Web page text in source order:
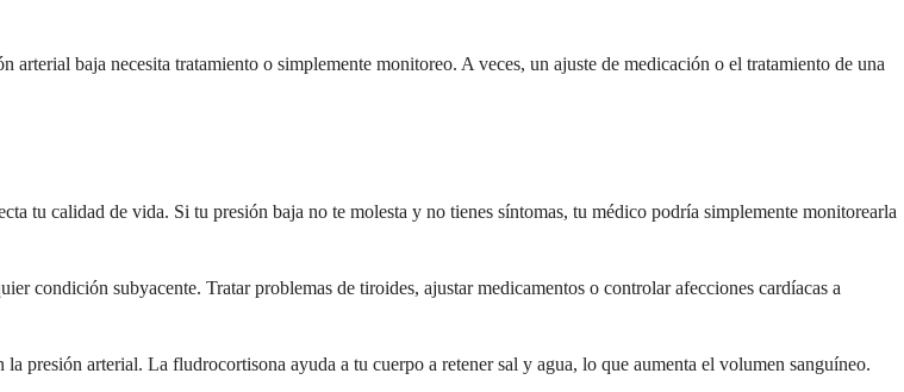
baja necesita tratamiento o simplemente monitoreo. A veces, un ajuste de medicación o el tratamiento de una
tu calidad de vida. Si tu presión baja no te molesta y no tienes síntomas, tu médico podría simplemente monitorearla
condición subyacente. Tratar problemas de tiroides, ajustar medicamentos o controlar afecciones cardíacas a
presión arterial. La fludrocortisona ayuda a tu cuerpo a retener sal y agua, lo que aumenta el volumen sanguíneo.